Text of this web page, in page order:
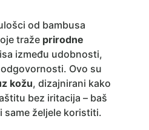
od bambusa
traže prirodne
između udobnosti,
Ovo su
kožu, dizajnirani kako
bez iritacija – baš
same željele koristiti.